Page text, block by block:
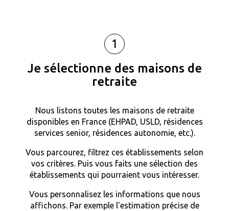
1
Je sélectionne des maisons de
retraite
Nous listons toutes les maisons de retraite
disponibles en France (EHPAD, USLD, résidences
services senior, résidences autonomie, etc.).
Vous parcourez, filtrez ces établissements selon
vos critères. Puis vous faits une sélection des
établissements qui pourraient vous intéresser.
Vous personnalisez les informations que nous
affichons. Par exemple l'estimation précise de